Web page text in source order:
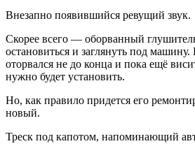
Внезапно появившийся ревущий звук.
Скорее всего — оборванный
остановиться и заглянуть под
оторвался не до конца и пока ещё
нужно будет установить.
Но, как правило придется его
новый.
Треск под капотом, напоминающий